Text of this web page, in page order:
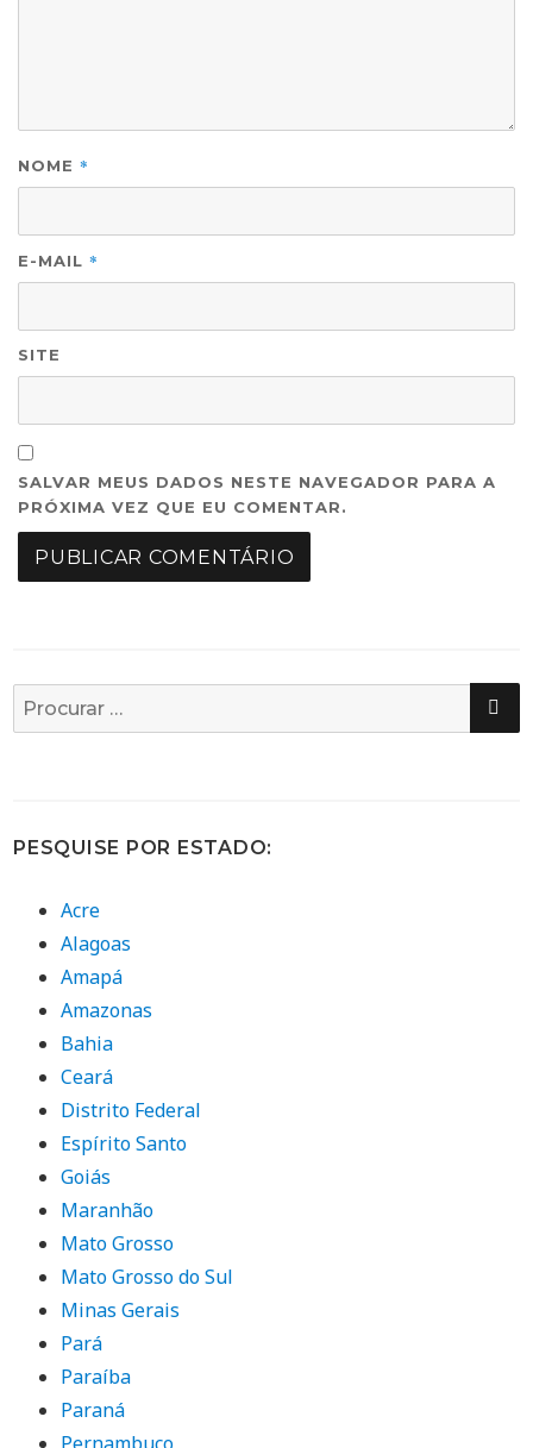
NOME *
E-MAIL *
SITE
SALVAR MEUS DADOS NESTE NAVEGADOR PARA A
PRÓXIMA VEZ QUE EU COMENTAR.
Busca
por:
PESQUISE POR ESTADO:
Acre
Alagoas
Amapá
Amazonas
Bahia
Ceará
Distrito Federal
Espírito Santo
Goiás
Maranhão
Mato Grosso
Mato Grosso do Sul
Minas Gerais
Pará
Paraíba
Paraná